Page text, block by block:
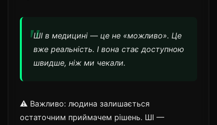
ШІ в медицині — це не «можливо». Це
вже реальність. І вона стає доступною
швидше, ніж ми чекали.
⚠️ Важливо: людина залишається
остаточним приймачем рішень. ШІ —